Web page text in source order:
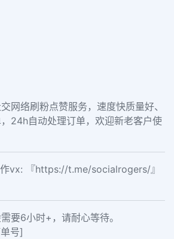
网络刷粉点赞服务，速度快质量好、
24h自动处理订单，欢迎新老客户使
vx: 『https://t.me/socialrogers/』
要6小时+，请耐心等待。
号]